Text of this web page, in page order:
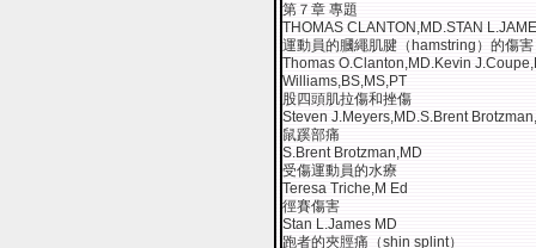
第７章 專題
THOMAS CLANTON,MD.STAN
運動員的膕繩肌腱（hamstring）的傷害
Thomas O.Clanton,MD.Kevin
Williams,BS,MS,PT
股四頭肌拉傷和挫傷
Steven J.Meyers,MD.S.Brent
鼠蹊部痛
S.Brent Brotzman,MD
受傷運動員的水療
Teresa Triche,M Ed
徑賽傷害
Stan L.James MD
跑者的夾脛痛（shin splint）